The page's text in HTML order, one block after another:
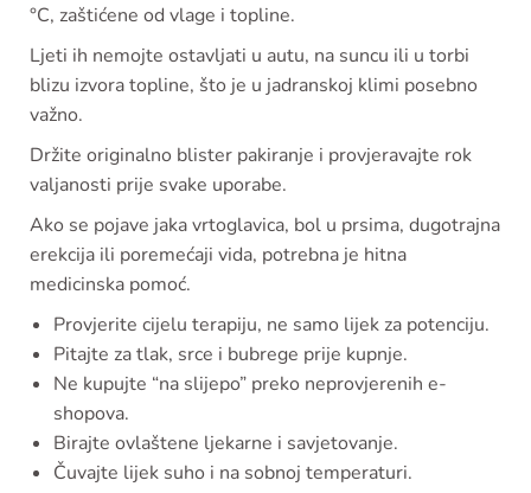
°C, zaštićene od vlage i topline.
Ljeti ih nemojte ostavljati u autu, na suncu ili u torbi
blizu izvora topline, što je u jadranskoj klimi posebno
važno.
Držite originalno blister pakiranje i provjeravajte rok
valjanosti prije svake uporabe.
Ako se pojave jaka vrtoglavica, bol u prsima, dugotrajna
erekcija ili poremećaji vida, potrebna je hitna
medicinska pomoć.
Provjerite cijelu terapiju, ne samo lijek za potenciju.
Pitajte za tlak, srce i bubrege prije kupnje.
Ne kupujte “na slijepo” preko neprovjerenih e-
shopova.
Birajte ovlaštene ljekarne i savjetovanje.
Čuvajte lijek suho i na sobnoj temperaturi.